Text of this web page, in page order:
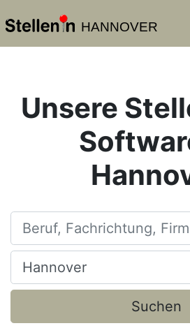
HANNOVER
Unsere
Beruf, Fachrichtung, Firma
Ort, Stadt
Suchen